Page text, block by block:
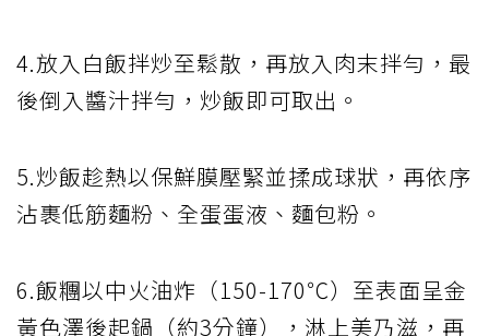
4.放入白飯拌炒至鬆散，再放入肉末拌勻，最
後倒入醬汁拌勻，炒飯即可取出。
5.炒飯趁熱以保鮮膜壓緊並揉成球狀，再依序
沾裹低筋麵粉、全蛋蛋液、麵包粉。
6.飯糰以中火油炸（150-170℃）至表面呈金
黃色澤後起鍋（約3分鐘），淋上美乃滋，再